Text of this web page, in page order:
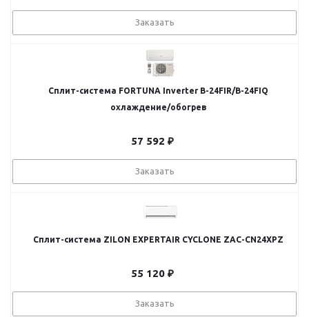
Заказать
Сплит-система FORTUNA Inverter B-24FIR/B-24FIQ
охлаждение/обогрев
57 592 ₽
Заказать
Сплит-система ZILON EXPERTAIR CYCLONE ZAC-CN24XPZ
55 120₽
Заказать